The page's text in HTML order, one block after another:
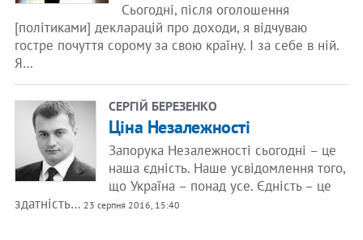
Сьогодні, після оголошення
[політиками] декларацій про доходи, я відчуваю
гостре почуття сорому за свою країну. І за себе в ній.
Я…
СЕРГІЙ БЕРЕЗЕНКО
Ціна Незалежності
Запорука Незалежності сьогодні – це
наша єдність. Наше усвідомлення того,
що Україна – понад усе. Єдність – це
здатність… 23 серпня 2016, 15:40